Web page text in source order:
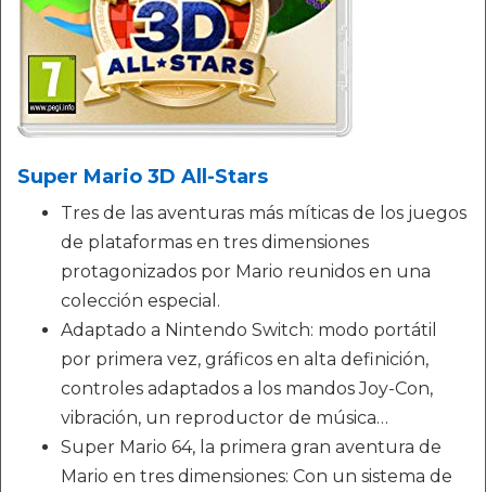
Super Mario 3D All-Stars
Tres de las aventuras más míticas de los juegos
de plataformas en tres dimensiones
protagonizados por Mario reunidos en una
colección especial.
Adaptado a Nintendo Switch: modo portátil
por primera vez, gráficos en alta definición,
controles adaptados a los mandos Joy-Con,
vibración, un reproductor de música…
Super Mario 64, la primera gran aventura de
Mario en tres dimensiones: Con un sistema de